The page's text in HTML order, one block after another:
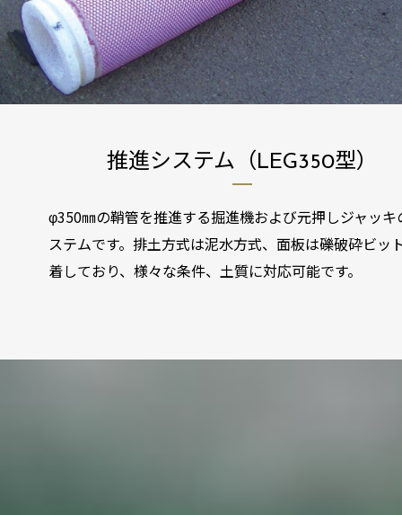
推進システム（LEG350型）
φ350㎜の鞘管を推進する掘進機および元押しジャッキ
ステムです。排土方式は泥水方式、面板は礫破砕ビッ
着しており、様々な条件、土質に対応可能です。